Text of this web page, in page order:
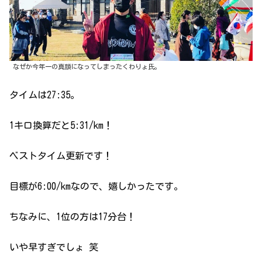
なぜか今年一の真顔になってしまったくわりょ氏。
タイムは27:35。
1キロ換算だと5:31/km！
ベストタイム更新です！
目標が6:00/kmなので、嬉しかったです。
ちなみに、1位の方は17分台！
いや早すぎでしょ 笑